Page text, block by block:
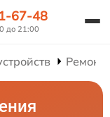
67-48
до 21:00
Ремонт